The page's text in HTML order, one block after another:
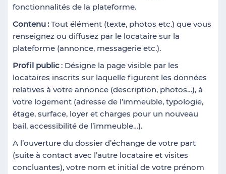
fonctionnalités de la plateforme.
Contenu:Tout élément (texte, photos etc.) que vous
renseignez ou diffusez par le locataire sur la
plateforme (annonce, messagerie etc.).
Profil public: Désigne la page visible par les
locataires inscrits sur laquelle figurent les données
relatives à votre annonce (description, photos…), à
votre logement (adresse de l’immeuble, typologie,
étage, surface, loyer et charges pour un nouveau
bail, accessibilité de l’immeuble…).
A l’ouverture du dossier d’échange de votre part
(suite à contact avec l’autre locataire et visites
concluantes), votre nom et initial de votre prénom